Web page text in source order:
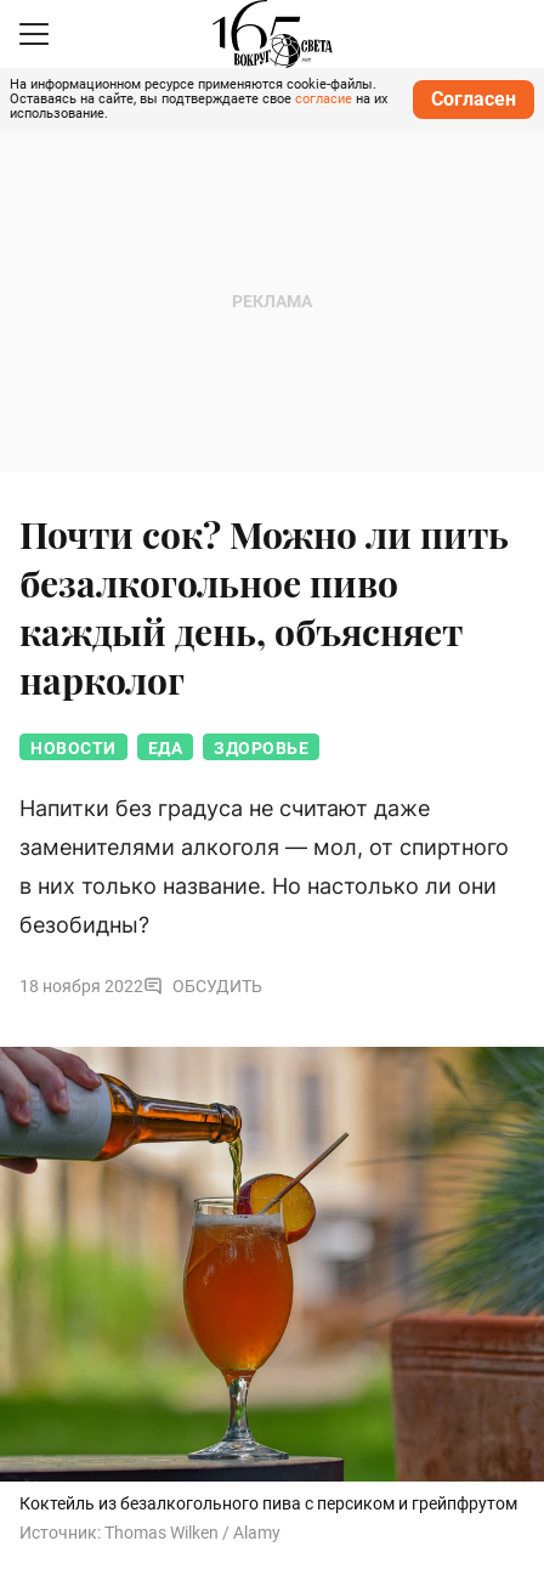
На информационном ресурсе применяются cookie-файлы.
Оставаясь на сайте, вы подтверждаете свое согласие на их
использование.
Согласен
Почти сок? Можно ли пить
безалкогольное пиво
каждый день, объясняет
нарколог
НОВОСТИ ЕДА ЗДОРОВЬЕ
Напитки без градуса не считают даже
заменителями алкоголя — мол, от спиртного
в них только название. Но настолько ли они
безобидны?
18 ноября 2022 ОБСУДИТЬ
Коктейль из безалкогольного пива с персиком и грейпфрутом
Источник:Thomas Wilken / Alamy